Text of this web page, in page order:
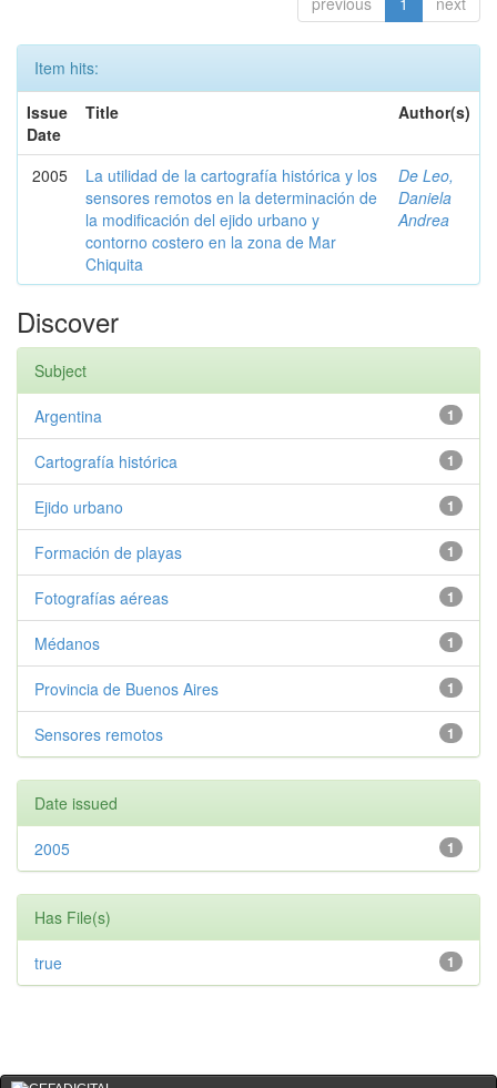
Item hits:
Issue
Date
Title Author(s)
2005
La utilidad de la cartografía histórica y los
sensores remotos en la determinación de
la modificación del ejido urbano y
contorno costero en la zona de Mar
Chiquita
De Leo,
Daniela
Andrea
Discover
Subject
1
Argentina
1
Cartografía histórica
1
Ejido urbano
1
Formación de playas
1
Fotografías aéreas
1
Médanos
1
Provincia de Buenos Aires
1
Sensores remotos
Date issued
1
2005
Has File(s)
1
true